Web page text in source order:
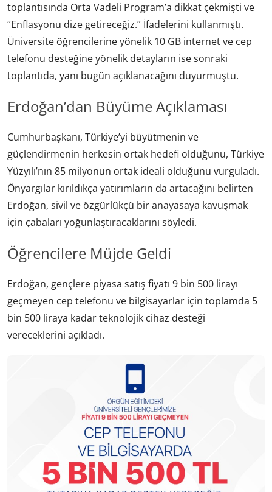
toplantısında Orta Vadeli Program’a dikkat çekmişti ve
“Enflasyonu dize getireceğiz.” İfadelerini kullanmıştı.
Üniversite öğrencilerine yönelik 10 GB internet ve cep
telefonu desteğine yönelik detayların ise sonraki
toplantıda, yanı bugün açıklanacağını duyurmuştu.
Erdoğan’dan Büyüme Açıklaması
Cumhurbaşkanı, Türkiye’yi büyütmenin ve
güçlendirmenin herkesin ortak hedefi olduğunu, Türkiye
Yüzyılı’nın 85 milyonun ortak ideali olduğunu vurguladı.
Önyargılar kırıldıkça yatırımların da artacağını belirten
Erdoğan, sivil ve özgürlükçü bir anayasaya kavuşmak
için çabaları yoğunlaştıracaklarını söyledi.
Öğrencilere Müjde Geldi
Erdoğan, gençlere piyasa satış fiyatı 9 bin 500 lirayı
geçmeyen cep telefonu ve bilgisayarlar için toplamda 5
bin 500 liraya kadar teknolojik cihaz desteği
vereceklerini açıkladı.